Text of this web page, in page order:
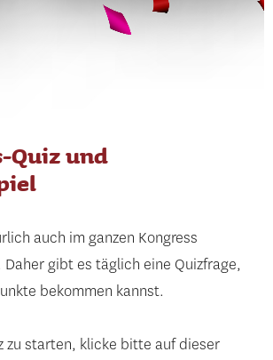
Quiz und
auch im ganzen Kongress
gibt es täglich eine Quizfrage,
bekommen kannst.
zu starten, klicke bitte auf dieser